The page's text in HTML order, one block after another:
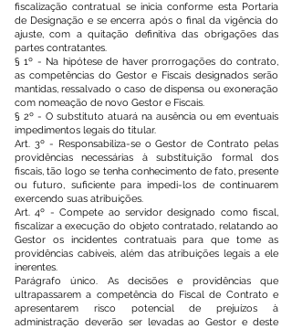
fiscalização contratual se inicia conforme esta Portaria
de Designação e se encerra após o final da vigência do
ajuste, com a quitação definitiva das obrigações das
partes contratantes.
§ 1º - Na hipótese de haver prorrogações do contrato,
as competências do Gestor e Fiscais designados serão
mantidas, ressalvado o caso de dispensa ou exoneração
com nomeação de novo Gestor e Fiscais.
§ 2º - O substituto atuará na ausência ou em eventuais
impedimentos legais do titular.
Art. 3º - Responsabiliza-se o Gestor de Contrato pelas
providências necessárias à substituição formal dos
fiscais, tão logo se tenha conhecimento de fato, presente
ou futuro, suficiente para impedi-los de continuarem
exercendo suas atribuições.
Art. 4º - Compete ao servidor designado como fiscal,
fiscalizar a execução do objeto contratado, relatando ao
Gestor os incidentes contratuais para que tome as
providências cabíveis, além das atribuições legais a ele
inerentes.
Parágrafo único. As decisões e providências que
ultrapassarem a competência do Fiscal de Contrato e
apresentarem risco potencial de prejuízos à
administração deverão ser levadas ao Gestor e deste